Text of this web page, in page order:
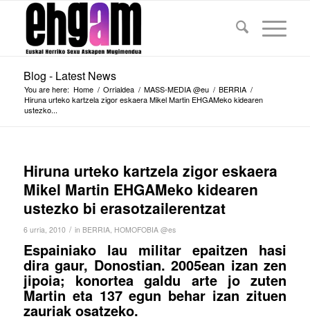
Blog - Latest News
You are here: Home / Orrialdea / MASS-MEDIA @eu / BERRIA /
Hiruna urteko kartzela zigor eskaera Mikel Martin EHGAMeko kidearen
ustezko...
Hiruna urteko kartzela zigor eskaera
Mikel Martin EHGAMeko kidearen
ustezko bi erasotzailerentzat
6 urria, 2010 / in BERRIA, HOMOFOBIA @es
Espainiako lau militar epaitzen hasi
dira gaur, Donostian. 2005ean izan zen
jipoia; konortea galdu arte jo zuten
Martin eta 137 egun behar izan zituen
zauriak osatzeko.